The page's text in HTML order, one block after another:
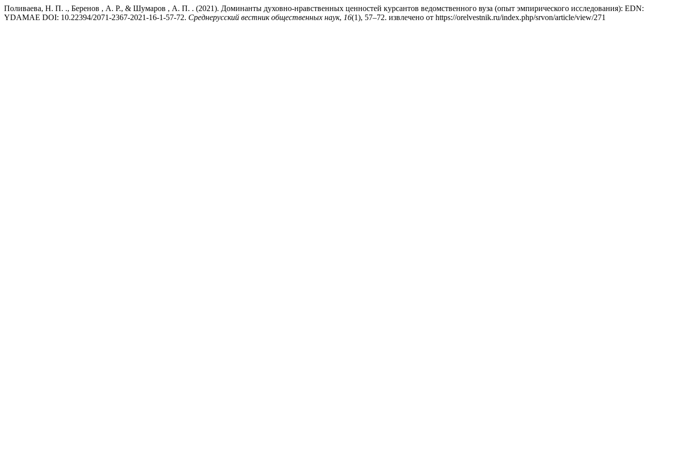
Поливаева, Н. П. ., Беренов , А. Р., & Шумаров , А. П. . (2021). Доминанты духовно-нравственных ценностей курсантов ведомственного вуза (опыт эмпирического исследования): EDN:
YDAMAE DOI: 10.22394/2071-2367-2021-16-1-57-72. Среднерусский вестник общественных наук, 16(1), 57–72. извлечено от https://orelvestnik.ru/index.php/srvon/article/view/271